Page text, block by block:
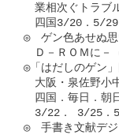
業相次ぐトラブ
四国3/20．5/
◎　ゲン色あせぬ
Ｄ－ＲＯＭに－
◎「はだしのゲン
大阪・泉佐野小
四国．毎日．朝
3/22． 3/25．
◎　手書き文献デ